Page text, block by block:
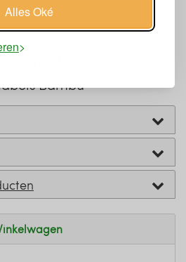
Alles Oké
x 2
hout snijplanken
Bambu